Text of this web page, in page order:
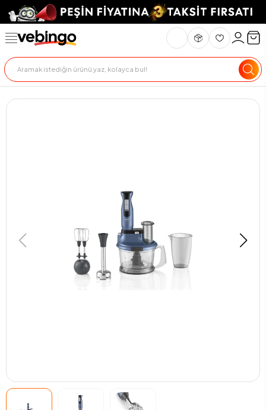
Genel Bakış Ürün Açıklaması Teslimat Ve İade Ödeme